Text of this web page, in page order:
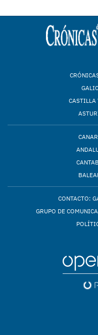
CASTILLA
CONTACTO:
GRUPO DE